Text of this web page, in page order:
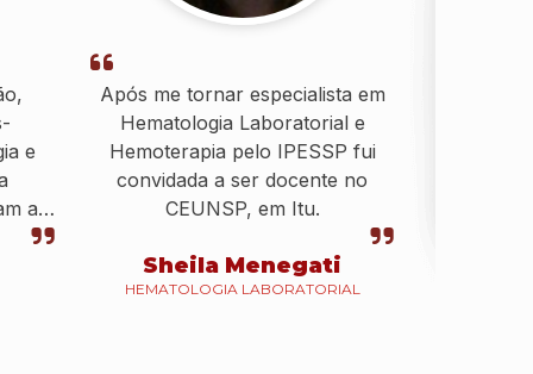
e
a
Após me tornar especialista em
Hematologia Laboratorial e
Hemoterapia pelo IPESSP fui
convidada a ser docente no
CEUNSP, em Itu.
Sheila Menegati
HEMATOLOGIA LABORATORIAL